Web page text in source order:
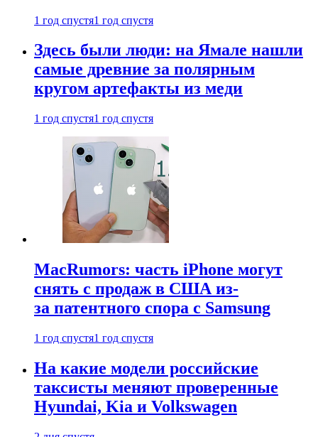
1 год спустя1 год спустя
Здесь были люди: на Ямале нашли
самые древние за полярным
кругом артефакты из меди
1 год спустя1 год спустя
MacRumors: часть iPhone могут
снять с продаж в США из-
за патентного спора с Samsung
1 год спустя1 год спустя
На какие модели российские
таксисты меняют проверенные
Hyundai, Kia и Volkswagen